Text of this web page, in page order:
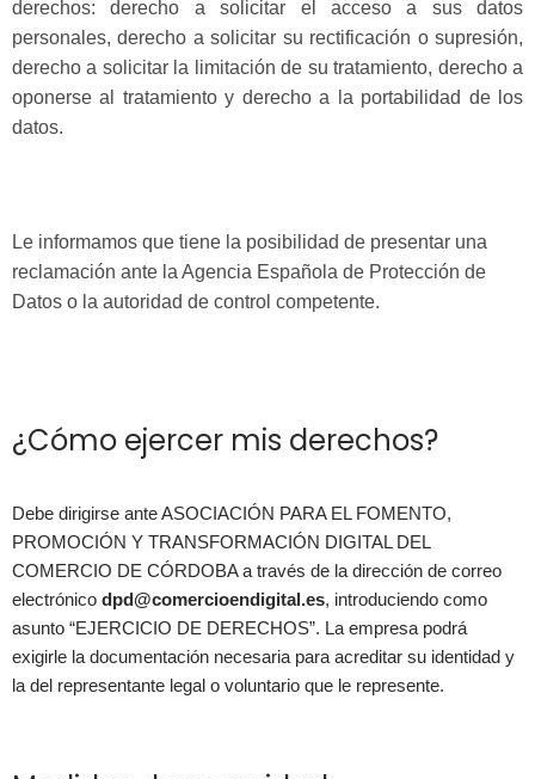
derechos: derecho a solicitar el acceso a sus datos
personales, derecho a solicitar su rectificación o supresión,
derecho a solicitar la limitación de su tratamiento, derecho a
oponerse al tratamiento y derecho a la portabilidad de los
datos.
Le informamos que tiene la posibilidad de presentar una
reclamación ante la Agencia Española de Protección de
Datos o la autoridad de control competente.
¿Cómo ejercer mis derechos?
Debe dirigirse ante ASOCIACIÓN PARA EL FOMENTO,
PROMOCIÓN Y TRANSFORMACIÓN DIGITAL DEL
COMERCIO DE CÓRDOBA a través de la dirección de correo
electrónico dpd@comercioendigital.es, introduciendo como
asunto “EJERCICIO DE DERECHOS”. La empresa podrá
exigirle la documentación necesaria para acreditar su identidad y
la del representante legal o voluntario que le represente.